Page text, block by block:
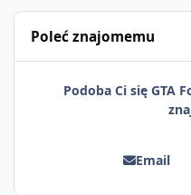
Poleć znajomemu
Podoba Ci się GTA
Email